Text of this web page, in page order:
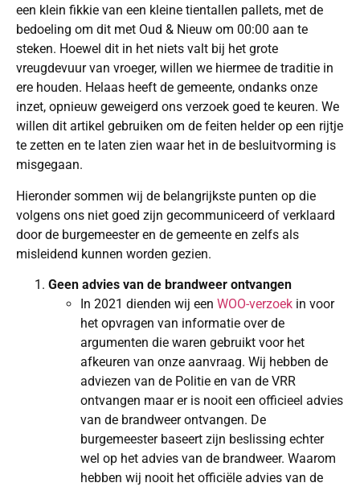
een klein fikkie van een kleine tientallen pallets, met de
bedoeling om dit met Oud & Nieuw om 00:00 aan te
steken. Hoewel dit in het niets valt bij het grote
vreugdevuur van vroeger, willen we hiermee de traditie in
ere houden. Helaas heeft de gemeente, ondanks onze
inzet, opnieuw geweigerd ons verzoek goed te keuren. We
willen dit artikel gebruiken om de feiten helder op een rijtje
te zetten en te laten zien waar het in de besluitvorming is
misgegaan.
Hieronder sommen wij de belangrijkste punten op die
volgens ons niet goed zijn gecommuniceerd of verklaard
door de burgemeester en de gemeente en zelfs als
misleidend kunnen worden gezien.
Geen advies van de brandweer ontvangen
In 2021 dienden wij een WOO-verzoek in voor
het opvragen van informatie over de
argumenten die waren gebruikt voor het
afkeuren van onze aanvraag. Wij hebben de
adviezen van de Politie en van de VRR
ontvangen maar er is nooit een officieel advies
van de brandweer ontvangen. De
burgemeester baseert zijn beslissing echter
wel op het advies van de brandweer. Waarom
hebben wij nooit het officiële advies van de